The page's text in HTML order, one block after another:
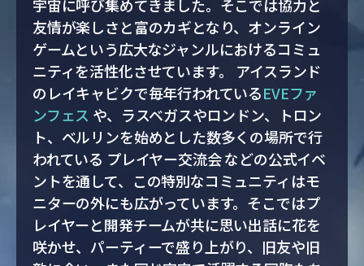
宇宙に呼び集めてきました。そこでは協力と
友情が楽しさと富のカギとなり、オンライン
ゲームという広大なジャンルにおけるコミュ
ニティを活性化させています。 アイスランド
のレイキャビクで毎年行われているEVEファ
ンフェス や、ラスベガスやロンドン、トロン
ト、ベルリンを始めとした数多くの場所で行
われている プレイヤー交流会 などの公式イベ
ントを通して、この特別なコミュニティはモ
ニターの外にも広がっています。そこではプ
レイヤーと開発チームが共に思い出話に花を
咲かせ、パーティーで盛り上がり、旧友や旧